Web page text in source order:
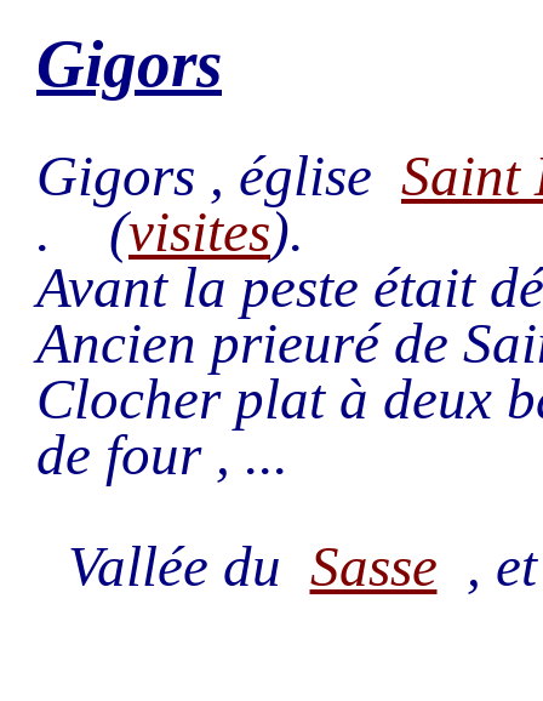
Gigors
Gigors , église Saint
. (visites).
Avant la peste était
Ancien prieuré de
Clocher plat à deux
de four , ...
Vallée du Sasse ,